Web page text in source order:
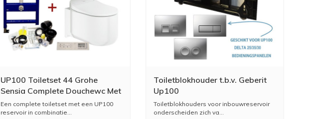
UP100 Toiletset 44 Grohe
Sensia Complete Douchewc Met
Drukplaat
Een complete toiletset met een UP100
reservoir in combinatie...
Toiletblokhouder t.b.v. Geberit
Up100
Toiletblokhouders voor inbouwreservoir
onderscheiden zich va...